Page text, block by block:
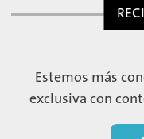
Estemos más
exclusiva con